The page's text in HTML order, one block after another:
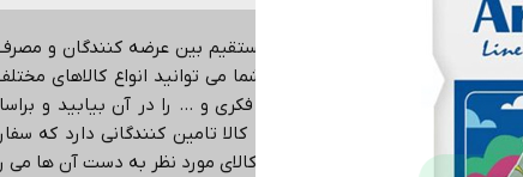
با هدف ایجاد ارتباط مستقیم بین عرضه کنندگان و
فروشگاه های اینترنتی می باشد.
شما می توانید انواع کالاهای مختلف
کتاب های کمک آموزشی، بازی فکری و … را در آن بیابید و
moderntahrir
در حوزه های مختلف کالا تامین کنندگانی دارد که
این ضمانت را می دهد که دقیقا همان کالای مورد نظر به دست آن ها می